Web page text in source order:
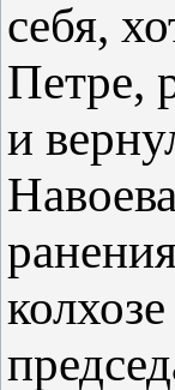
себя,
Петре,
и